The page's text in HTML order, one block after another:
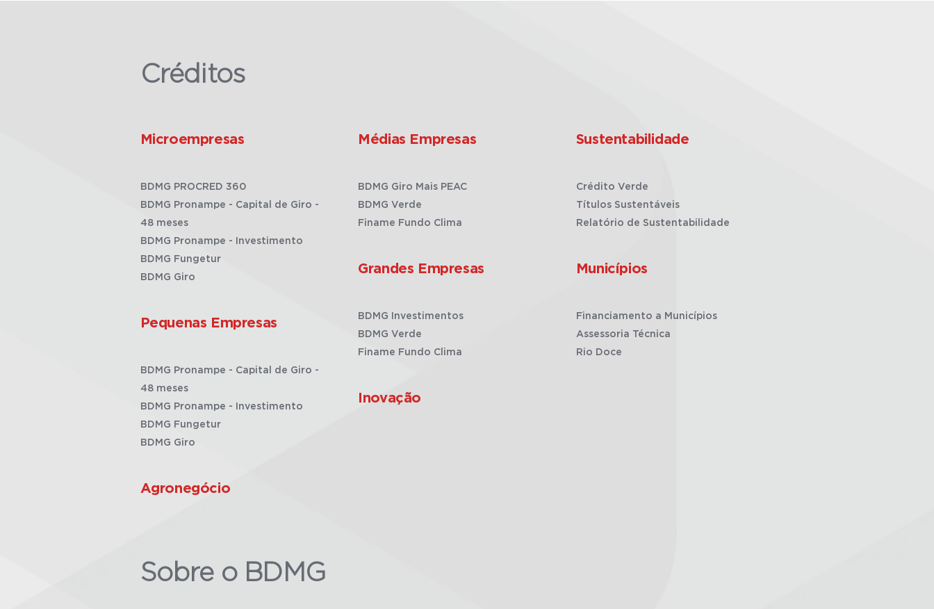
Créditos
Microempresas
BDMG PROCRED 360
BDMG Pronampe - Capital de Giro -
48 meses
BDMG Pronampe - Investimento
BDMG Fungetur
BDMG Giro
Pequenas Empresas
BDMG Pronampe - Capital de Giro -
48 meses
BDMG Pronampe - Investimento
BDMG Fungetur
BDMG Giro
Agronegócio
Médias Empresas
BDMG Giro Mais PEAC
BDMG Verde
Finame Fundo Clima
Grandes Empresas
BDMG Investimentos
BDMG Verde
Finame Fundo Clima
Inovação
Sustentabilidade
Crédito Verde
Títulos Sustentáveis
Relatório de Sustentabilidade
Municípios
Financiamento a Municípios
Assessoria Técnica
Rio Doce
Sobre o BDMG